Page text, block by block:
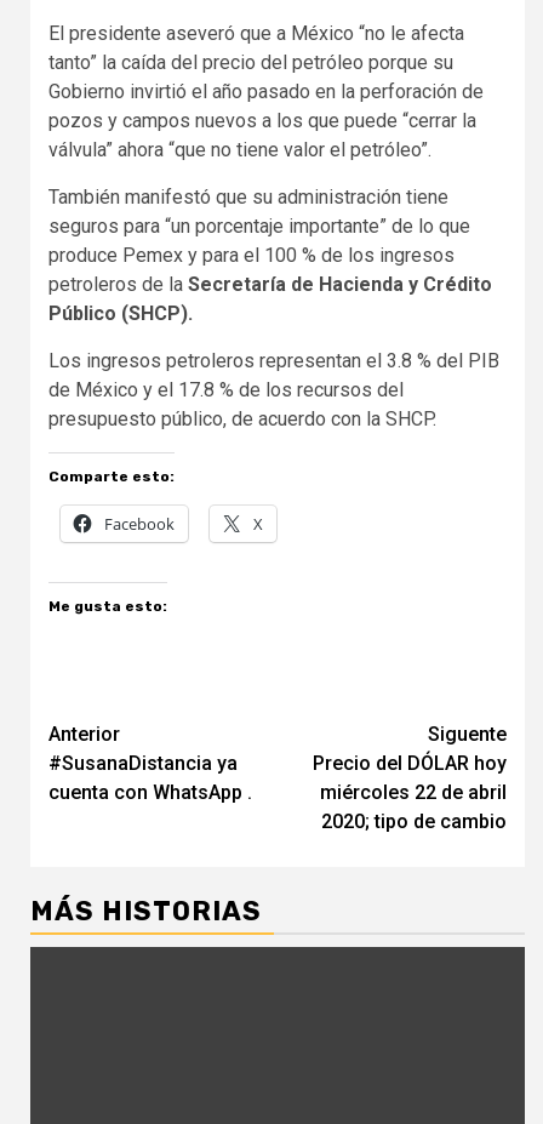
El presidente aseveró que a México “no le afecta
tanto” la caída del precio del petróleo porque su
Gobierno invirtió el año pasado en la perforación de
pozos y campos nuevos a los que puede “cerrar la
válvula” ahora “que no tiene valor el petróleo”.
También manifestó que su administración tiene
seguros para “un porcentaje importante” de lo que
produce Pemex y para el 100 % de los ingresos
petroleros de la Secretaría de Hacienda y Crédito
Público (SHCP).
Los ingresos petroleros representan el 3.8 % del PIB
de México y el 17.8 % de los recursos del
presupuesto público, de acuerdo con la SHCP.
Comparte esto:
Facebook X
Me gusta esto:
Navegación
de
Anterior
#SusanaDistancia ya
cuenta con WhatsApp .
Siguente
Precio del DÓLAR hoy
miércoles 22 de abril
2020; tipo de cambio
MÁS HISTORIAS